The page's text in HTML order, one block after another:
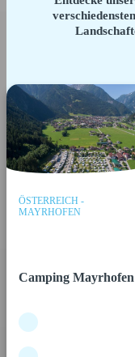
ÖSTERREICH -
MAYRHOFEN
Camping Mayrhofen